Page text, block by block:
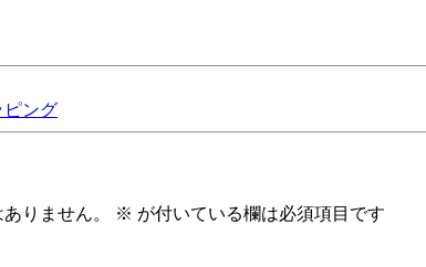
ピング
りません。 ※ が付いている欄は必須項目です